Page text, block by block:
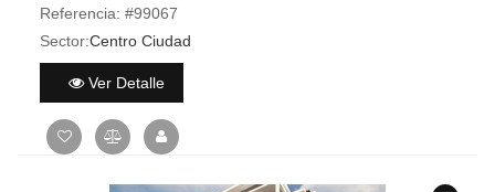
Referencia: #99067
Sector:Centro Ciudad
Ver Detalle